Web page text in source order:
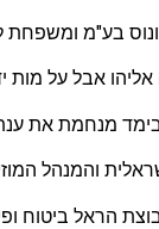
בע"מ
אבל על מות
מנחמת את
והמנהל
הראל ביטוח